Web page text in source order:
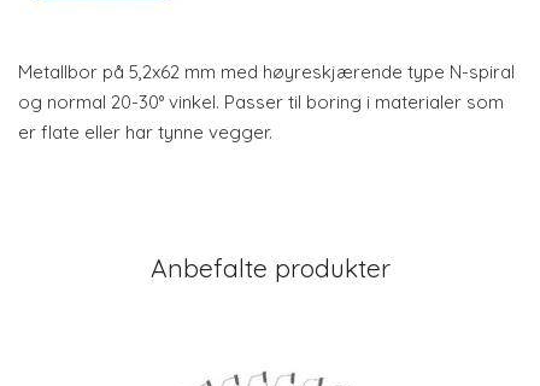
Metallbor på 5,2x62 mm med høyreskjærende type N-spiral
og normal 20-30° vinkel. Passer til boring i materialer som
er flate eller har tynne vegger.
Anbefalte produkter